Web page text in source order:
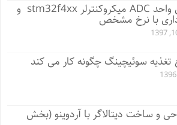
راه اندازی واحد ADC میکروکنترلر stm32f4xx و
با نرخ مشخص
سوئیچینگ چگونه کار می کند
و ساخت دیتالاگر با آردوینو (بخش